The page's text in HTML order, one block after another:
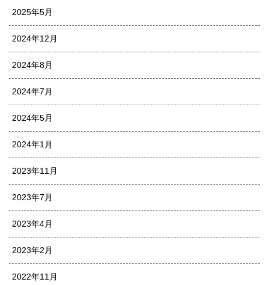
2025年5月
2024年12月
2024年8月
2024年7月
2024年5月
2024年1月
2023年11月
2023年7月
2023年4月
2023年2月
2022年11月